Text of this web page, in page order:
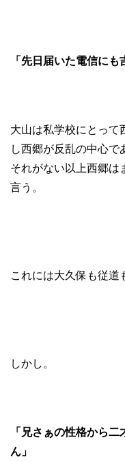
「先日届いた電信にも
大山は私学校にとって
し西郷が反乱の中心で
それがない以上西郷は
言う。
これには大久保も従道
しかし。
「兄さぁの性格から
ん」